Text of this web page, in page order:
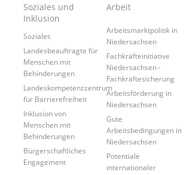
Soziales und
Inklusion
Soziales
Landesbeauftragte für
Menschen mit
Behinderungen
Landeskompetenzzentrum
für Barrierefreiheit
Inklusion von
Menschen mit
Behinderungen
Bürgerschaftliches
Engagement
Arbeit
Arbeitsmarktpolitik in
Niedersachsen
Fachkräfteinitiative
Niedersachsen -
Fachkräftesicherung
Arbeitsförderung in
Niedersachsen
Gute
Arbeitsbedingungen in
Niedersachsen
Potentiale
internationaler